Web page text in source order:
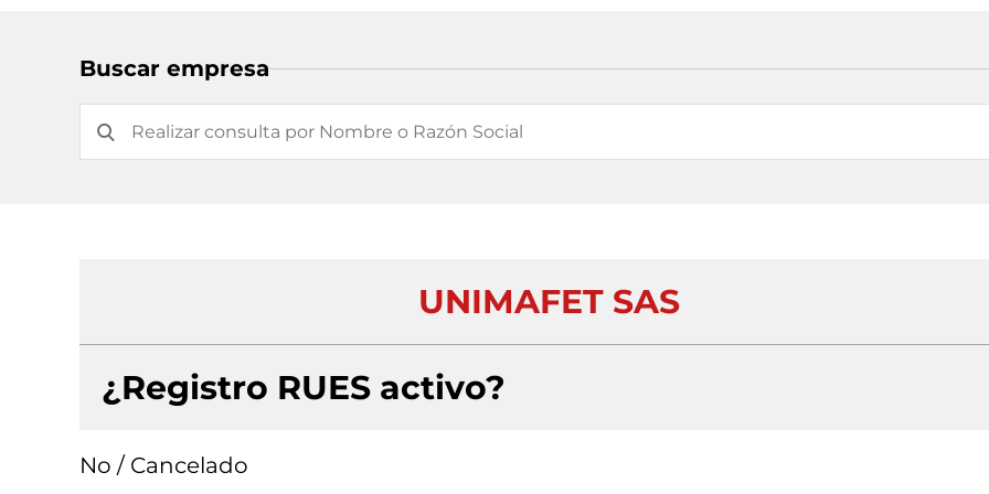
Buscar empresa
UNIMAFET SAS
¿Registro RUES activo?
No / Cancelado